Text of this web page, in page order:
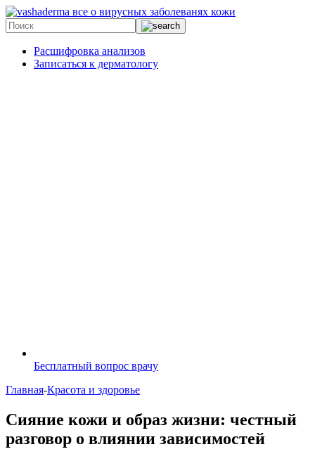
все о вирусных заболеванях кожи
Расшифровка анализов
Записаться к дерматологу
Бесплатный вопрос врачу
Главная-Красота и здоровье
Сияние кожи и образ жизни: честный
разговор о влиянии зависимостей